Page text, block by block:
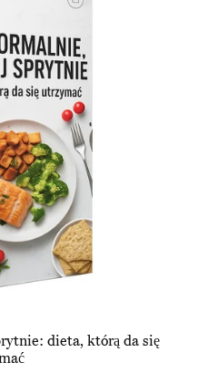
dieta, którą da się